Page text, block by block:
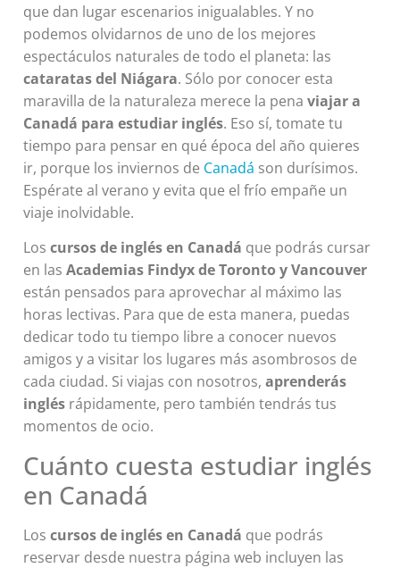
que dan lugar escenarios inigualables. Y no
podemos olvidarnos de uno de los mejores
espectáculos naturales de todo el planeta: las
cataratas del Niágara. Sólo por conocer esta
maravilla de la naturaleza merece la penaviajar a
Canadá para estudiar inglés. Eso sí, tomate tu
tiempo para pensar en qué época del año quieres
ir, porque los inviernos de Canadá son durísimos.
Espérate al verano y evita que el frío empañe un
viaje inolvidable.
Loscursos de inglés en Canadá que podrás cursar
en lasAcademias Findyx de Toronto y Vancouver
están pensados para aprovechar al máximo las
horas lectivas. Para que de esta manera, puedas
dedicar todo tu tiempo libre a conocer nuevos
amigos y a visitar los lugares más asombrosos de
cada ciudad. Si viajas con nosotros,aprenderás
inglés rápidamente, pero también tendrás tus
momentos de ocio.
Cuánto cuesta estudiar inglés
en Canadá
Loscursos de inglés en Canadá que podrás
reservar desde nuestra página web incluyen las